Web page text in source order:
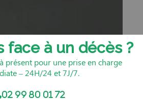
face à un décès ?
présent pour une prise en charge
– 24H/24 et 7J/7.
02 99 80 01 72